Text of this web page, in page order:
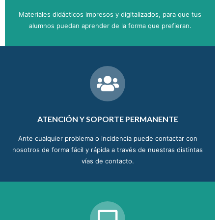
Materiales didácticos impresos y digitalizados, para que tus
alumnos puedan aprender de la forma que prefieran.
ATENCIÓN Y SOPORTE PERMANENTE
Ante cualquier problema o incidencia puede contactar con
nosotros de forma fácil y rápida a través de nuestras distintas
vías de contacto.